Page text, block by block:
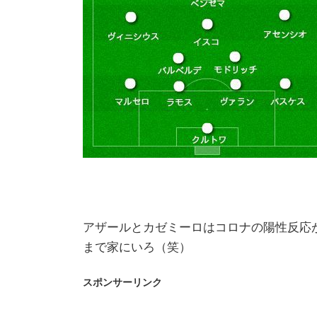
アザールとカゼミーロはコロナの陽性反
まで家にいろ（笑）
スポンサーリンク